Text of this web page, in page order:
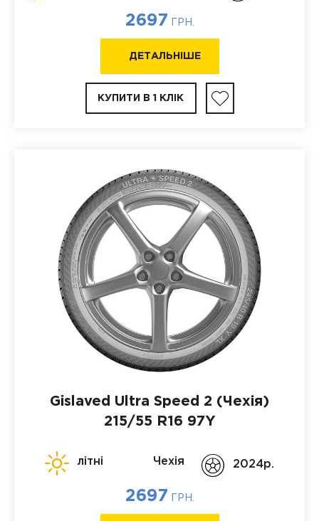
2697 ГРН.
ДЕТАЛЬНІШЕ
КУПИТИ В 1 КЛІК
Gislaved Ultra Speed 2 (Чехія)
215/55 R16 97Y
літні Чехія 2024p.
2697 ГРН.